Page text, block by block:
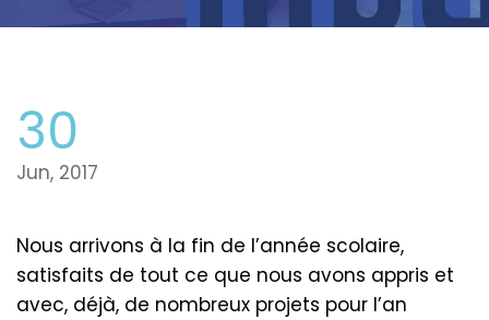
30
Jun, 2017
Nous arrivons à la fin de l’année scolaire,
satisfaits de tout ce que nous avons appris et
avec, déjà, de nombreux projets pour l’an